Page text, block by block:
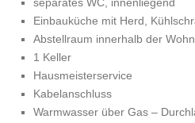
separates WC, innenliegend
Einbauküche mit Herd,
Abstellraum innerhalb der
1 Keller
Hausmeisterservice
Kabelanschluss
Warmwasser über Gas –